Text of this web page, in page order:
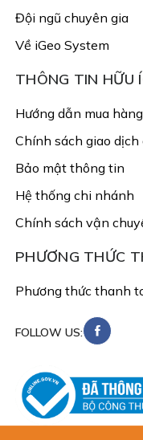
Đội ngũ chuyên gia
Về iGeo System
THÔNG TIN HỮU
Hướng dẫn mua hàng
Chính sách giao dịch
Bảo mật thông tin
Hệ thống chi nhánh
Chính sách vận
PHƯƠNG THỨC
Phương thức thanh
FOLLOW US: